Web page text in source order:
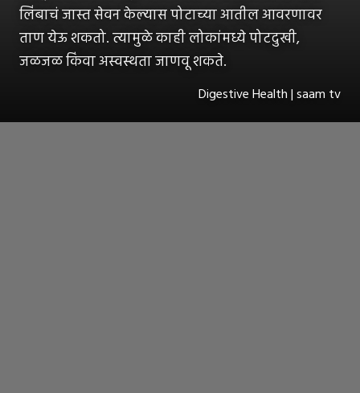
लिंबाचं जास्त सेवन केल्यास पोटाच्या आतील आवरणावर
ताण येऊ शकतो. त्यामुळे काही लोकांमध्ये पोटदुखी,
जळजळ किंवा अस्वस्थता जाणवू शकते.
Digestive Health | saam tv